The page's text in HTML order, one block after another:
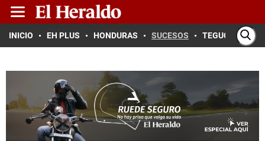
INICIO EH PLUS HONDURAS SUCESOS TEGUCIGALPA